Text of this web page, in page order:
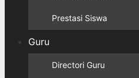
Prestasi Siswa
Guru
Directori Guru